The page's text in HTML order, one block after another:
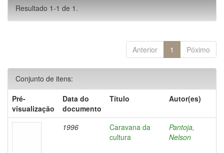
Resultado 1-1 de 1.
Anterior 1 Póximo
Conjunto de itens:
Pré-
visualização
Data do
documento
Título Autor(es)
1996
Caravana da
cultura
Pantoja,
Nelson